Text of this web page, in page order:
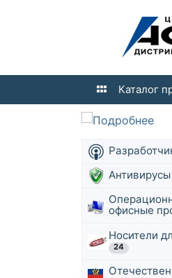
Каталог
Антивирусы
офисные
Носители
24